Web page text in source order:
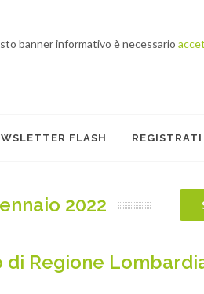
banner informativo è necessario
FLASH REGISTRATI
2022
di Regione